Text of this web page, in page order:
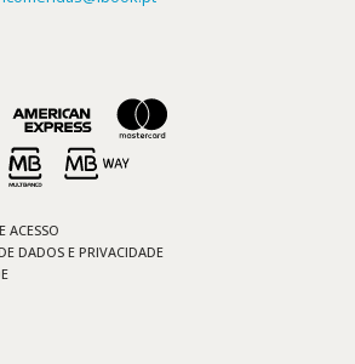
ACESSO
DADOS E PRIVACIDADE